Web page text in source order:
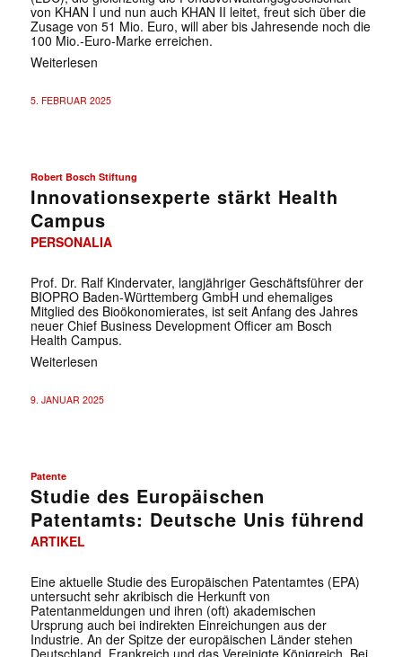
von KHAN I und nun auch KHAN II leitet, freut sich über die
Zusage von 51 Mio. Euro, will aber bis Jahresende noch die
100 Mio.-Euro-Marke erreichen.
Weiterlesen
5. FEBRUAR 2025
Robert Bosch Stiftung
Innovationsexperte stärkt Health
Campus
PERSONALIA
Prof. Dr. Ralf Kindervater, langjähriger Geschäftsführer der
BIOPRO Baden-Württemberg GmbH und ehemaliges
Mitglied des Bioökonomierates, ist seit Anfang des Jahres
neuer Chief Business Development Officer am Bosch
Health Campus.
Weiterlesen
9. JANUAR 2025
Patente
Studie des Europäischen
Patentamts: Deutsche Unis führend
ARTIKEL
Eine aktuelle Studie des Europäischen Patentamtes (EPA)
untersucht sehr akribisch die Herkunft von
Patentanmeldungen und ihren (oft) akademischen
Ursprung auch bei indirekten Einreichungen aus der
Industrie. An der Spitze der europäischen Länder stehen
Deutschland, Frankreich und das Vereinigte Königreich. Bei